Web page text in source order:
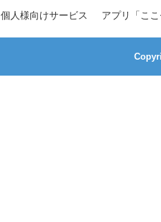
個人様向けサービス
アプリ「こ